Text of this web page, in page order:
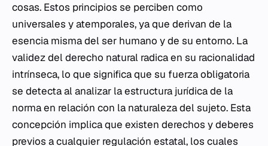
cosas. Estos principios se perciben como
universales y atemporales, ya que derivan de la
esencia misma del ser humano y de su entorno. La
validez del derecho natural radica en su racionalidad
intrínseca, lo que significa que su fuerza obligatoria
se detecta al analizar la estructura jurídica de la
norma en relación con la naturaleza del sujeto. Esta
concepción implica que existen derechos y deberes
previos a cualquier regulación estatal, los cuales